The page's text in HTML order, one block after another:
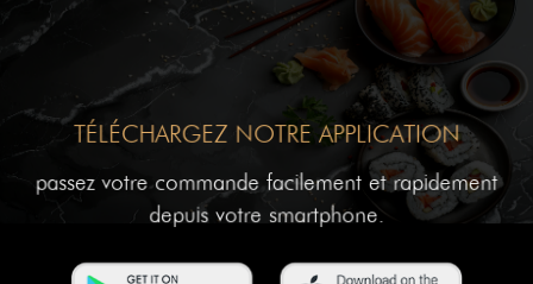
TÉLÉCHARGEZ NOTRE APPLICATION
passez votre commande facilement et rapidement
depuis votre smartphone.